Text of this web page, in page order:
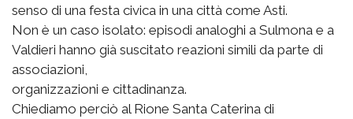
senso di una festa civica in una città come Asti.
Non è un caso isolato: episodi analoghi a Sulmona e a
Valdieri hanno già suscitato reazioni simili da parte di
associazioni,
organizzazioni e cittadinanza.
Chiediamo perciò al Rione Santa Caterina di